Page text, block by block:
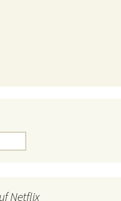
Netflix